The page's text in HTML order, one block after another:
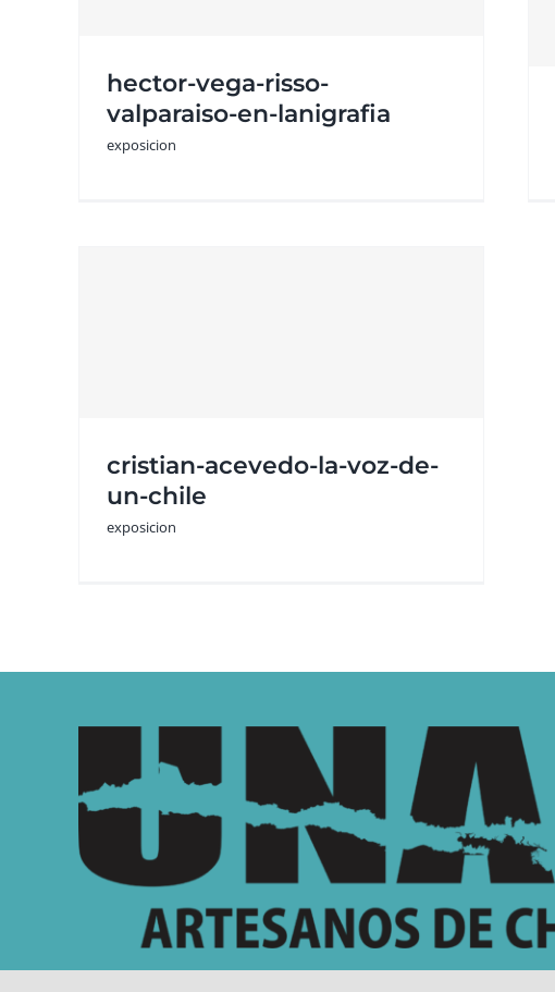
hector-vega-risso-
valparaiso-en-lanigrafia
exposicion
exposicion
cristian-acevedo-la-voz-de-
un-chile
exposicion